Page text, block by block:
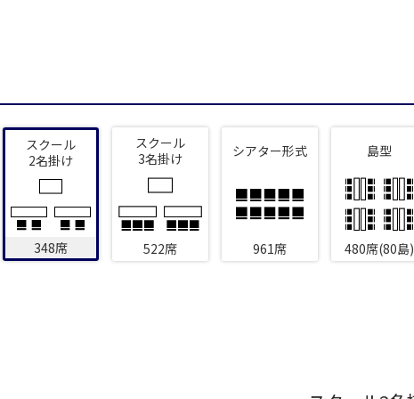
スクール
2名掛け
348席
スクール
3名掛け
522席
シアター形式
961席
島型
480席(80島)
ベルサール西新宿
ベルサール秋葉原
飯田橋・九段・半蔵門・神保町エリア
ベルサール半蔵門
ベルサール飯田橋
ベルサール飯田橋ファースト
ベルサール神保町
ベルサール神保町
ベルサール九段
渋谷エリア
ベルサール渋谷ファースト ベルサール渋谷ガ
六本木・虎ノ門エリア
ベルサール虎ノ門
泉ガーデンギャラ
汐留・御成門・芝公園エリア